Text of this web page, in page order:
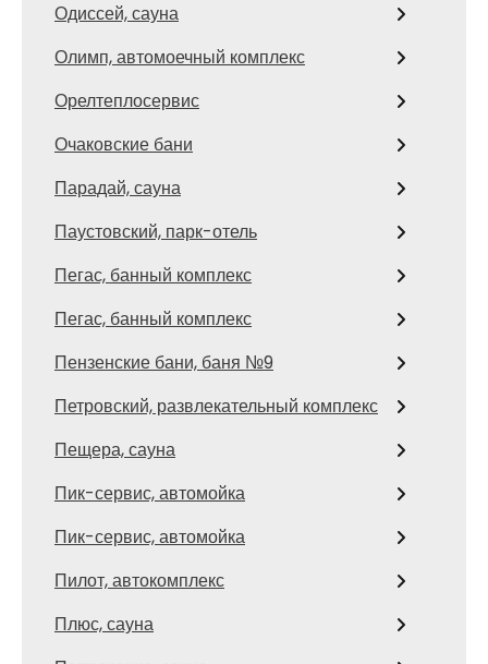
Одиссей, сауна
Олимп, автомоечный комплекс
Орелтеплосервис
Очаковские бани
Парадай, сауна
Паустовский, парк-отель
Пегас, банный комплекс
Пегас, банный комплекс
Пензенские бани, баня №9
Петровский, развлекательный комплекс
Пещера, сауна
Пик-сервис, автомойка
Пик-сервис, автомойка
Пилот, автокомплекс
Плюс, сауна